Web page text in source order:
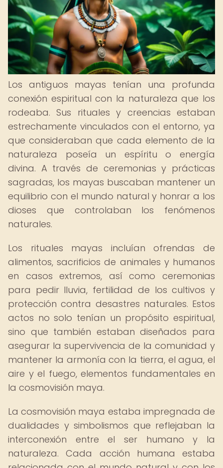
Los antiguos mayas tenían una profunda
conexión espiritual con la naturaleza que los
rodeaba. Sus rituales y creencias estaban
estrechamente vinculados con el entorno, ya
que consideraban que cada elemento de la
naturaleza poseía un espíritu o energía
divina. A través de ceremonias y prácticas
sagradas, los mayas buscaban mantener un
equilibrio con el mundo natural y honrar a los
dioses que controlaban los fenómenos
naturales.
Los rituales mayas incluían ofrendas de
alimentos, sacrificios de animales y humanos
en casos extremos, así como ceremonias
para pedir lluvia, fertilidad de los cultivos y
protección contra desastres naturales. Estos
actos no solo tenían un propósito espiritual,
sino que también estaban diseñados para
asegurar la supervivencia de la comunidad y
mantener la armonía con la tierra, el agua, el
aire y el fuego, elementos fundamentales en
la cosmovisión maya.
La cosmovisión maya estaba impregnada de
dualidades y simbolismos que reflejaban la
interconexión entre el ser humano y la
naturaleza. Cada acción humana estaba